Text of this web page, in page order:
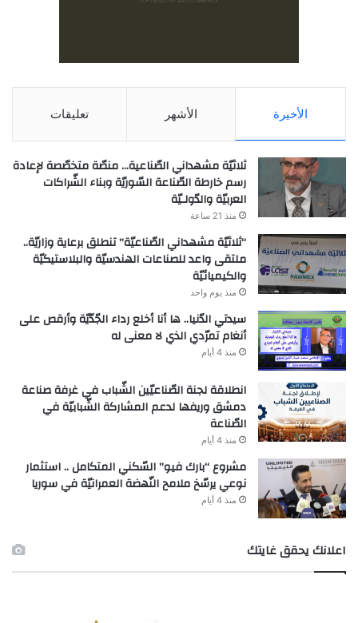
الأخيرة الأشهر تعليقات
ثلاثيّة مشهداني الصّناعية… منصّة متخصّصة لإعادة
رسم خارطة الصّناعة السّوريّة وبناء الشّراكات
العربيّة والدّولـيّة
منذ 21 ساعة
“ثلاثيّة مشهداني الصّناعيّة” تنطلق برعاية وزاريّة..
ملتقى واعد للصناعات الهندسيّة والبلاستيكيّة
والكيميائيّة
منذ يوم واحد
سيدتي الدّنيا.. ها أنا أخلع رداء الجّدّيّة وأرقص على
أنغام تمرّدي الذي لا معنى له
منذ 4 أيام
انطلاقة لجنة الصّناعيّين الشّباب في غرفة صناعة
دمشق وريفها لدعم المشاركة الشّبابيّة في
الصّناعة
منذ 4 أيام
مشروع “بارك فيو” السّكني المتكامل .. استثمار
نوعي يرسّخ ملامح النّهضة العمرانيّة في سوريا
منذ 4 أيام
اعلانك يحقق غايتك